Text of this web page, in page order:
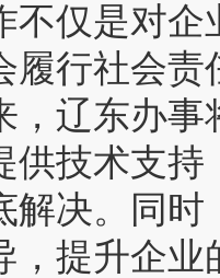
不仅是对
履行社会
，辽东办
供技术支
解决。同
，提升企